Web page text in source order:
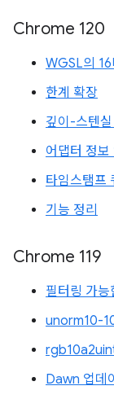
Chrome 120
WGSL의
한계 확장
깊이-스텐
어댑터 정보
타임스탬프
기능 정리
Chrome 119
필터링 가능
unorm10-
Dawn 업데